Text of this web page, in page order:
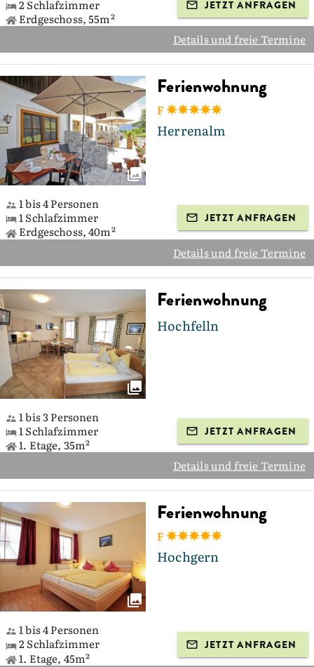
2 Schlafzimmer
Erdgeschoss, 55m²
JETZT ANFRAGEN
Details und freie Termine
Ferienwohnung
F
Herrenalm
1 bis 4 Personen
1 Schlafzimmer
Erdgeschoss, 40m²
JETZT ANFRAGEN
Details und freie Termine
Ferienwohnung
Hochfelln
1 bis 3 Personen
1 Schlafzimmer
1. Etage, 35m²
JETZT ANFRAGEN
Details und freie Termine
Ferienwohnung
F
Hochgern
1 bis 4 Personen
2 Schlafzimmer
1. Etage, 45m²
JETZT ANFRAGEN